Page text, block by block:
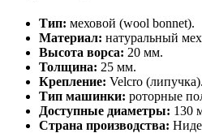
Тип: меховой (wool bonnet).
Материал: натуральный
Высота ворса: 20 мм.
Толщина: 25 мм.
Крепление: Velcro (липучка).
Тип машинки: роторные
Доступные диаметры: 130
Страна производства: